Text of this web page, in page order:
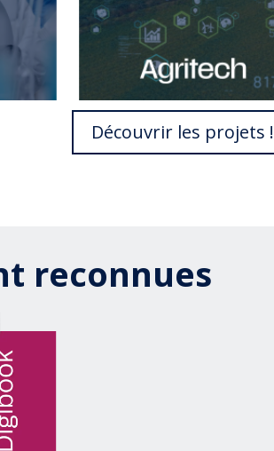
Découvrir les projets !
reconnues